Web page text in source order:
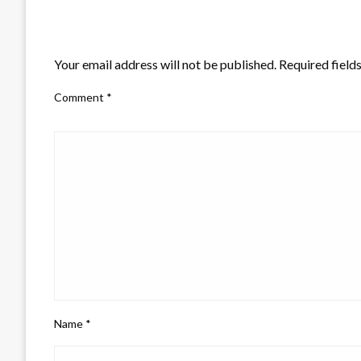
Your email address will not be published. Required
Comment *
Name *